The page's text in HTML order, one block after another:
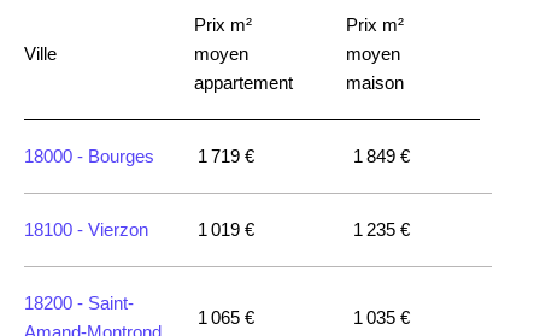
Ville
Prix m²
moyen
appartement
Prix m²
moyen
maison
18000 - Bourges 1 719 € 1 849 €
18100 - Vierzon 1 019 € 1 235 €
18200 - Saint-
Amand-Montrond
1 065 € 1 035 €